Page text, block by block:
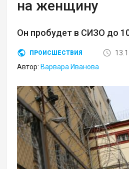
на женщину
Он пробудет в СИЗО до
ПРОИСШЕСТВИЯ
Автор: Варвара Иванова